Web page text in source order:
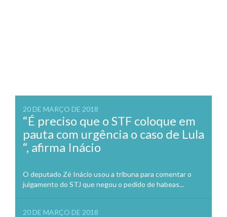
20 DE MARÇO DE 2018
“É preciso que o STF coloque em
pauta com urgência o caso de Lula
“, afirma Inácio
O deputado Zé Inácio usou a tribuna para comentar o
julgamento do STJ que negou o pedido de habeas...
20 DE MARÇO DE 2018